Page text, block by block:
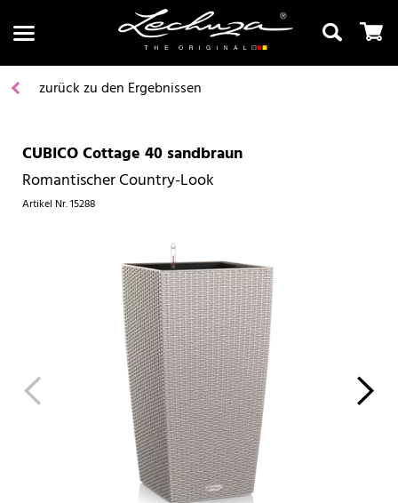
Suchen
zurück zu den Ergebnissen
CUBICO Cottage 40 sandbraun
Romantischer Country-Look
Artikel Nr.15288